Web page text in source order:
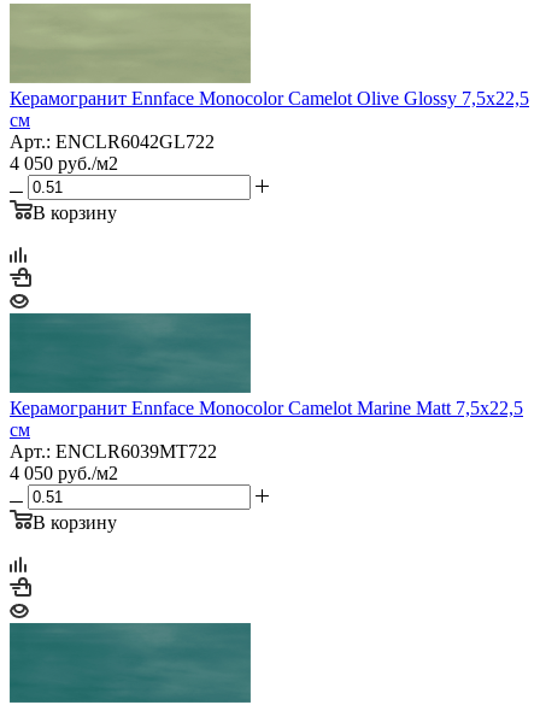
Керамогранит Ennface Monocolor Camelot Olive Glossy 7,5x22,5
см
Арт.: ENCLR6042GL722
4 050 руб./м2
В корзину
Керамогранит Ennface Monocolor Camelot Marine Matt 7,5x22,5
см
Арт.: ENCLR6039MT722
4 050 руб./м2
В корзину